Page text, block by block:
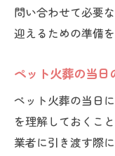
問い合わせて必要
迎えるための準備
ペット火葬の当日
ペット火葬の当日
を理解しておくこ
業者に引き渡す際